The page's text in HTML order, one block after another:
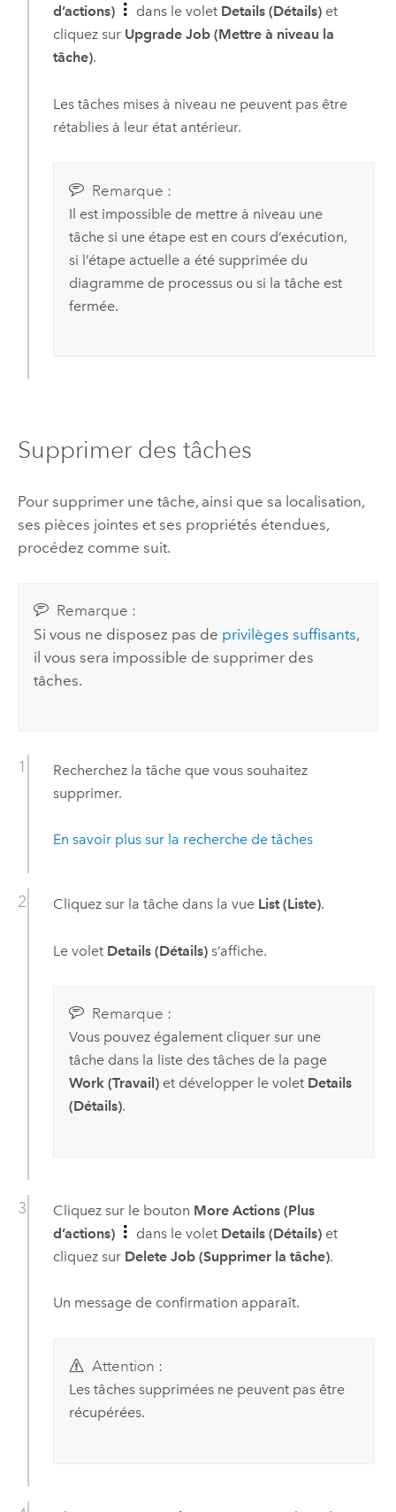
d’actions) dans le volet Details (Détails)et
cliquez sur Upgrade Job (Mettre à niveau la
tâche).
Les tâches mises à niveau ne peuvent pas être
rétablies à leur état antérieur.
Remarque :
Il est impossible de mettre à niveau une
tâche si une étape est en cours d’exécution,
si l’étape actuelle a été supprimée du
diagramme de processus ou si la tâche est
fermée.
Supprimer des tâches
Pour supprimer une tâche, ainsi que sa localisation,
ses pièces jointes et ses propriétés étendues,
procédez comme suit.
Remarque :
Si vous ne disposez pas de privilèges suffisants,
il vous sera impossible de supprimer des
tâches.
Recherchez la tâche que vous souhaitez
supprimer.
En savoir plus sur la recherche de tâches
Cliquez sur la tâche dans la vue List (Liste).
Le volet Details (Détails)s’affiche.
Remarque :
Vous pouvez également cliquer sur une
tâche dans la liste des tâches de la page
Work (Travail)et développer le volet Details
(Détails).
Cliquez sur le bouton More Actions (Plus
d’actions)
dans le volet Details (Détails)et
cliquez sur Delete Job (Supprimer la tâche).
Un message de confirmation apparaît.
Attention :
Les tâches supprimées ne peuvent pas être
récupérées.